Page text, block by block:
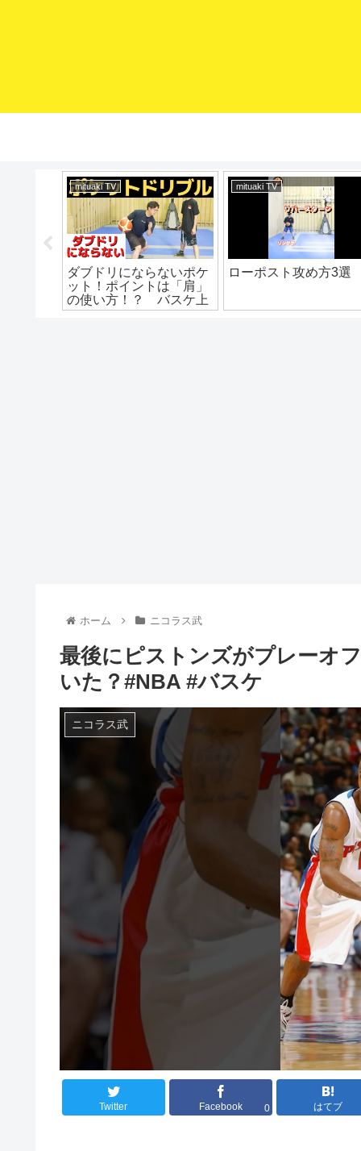
mituaki TV
ダブドリにならないポケ
ット！ポイントは「肩」
の使い方！？ バスケ上
達 ドリブル練習 ドリ
mituaki TV
ローポスト攻め方3選
ホーム ニコラス武
最後にピストンズがプレーオ
いた？#NBA #バスケ
ニコラス武
Twitter Facebook 0 はてブ